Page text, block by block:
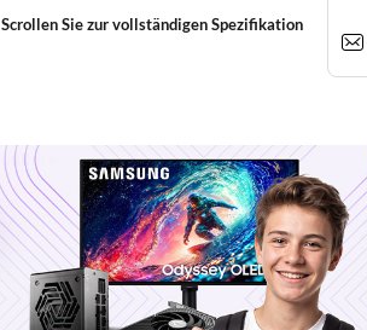
Scrollen Sie zur vollständigen Spezifikation